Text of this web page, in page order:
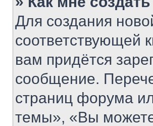
Для создания
соответствующей
вам придётся
сообщение.
страниц форума
темы», «Вы можете